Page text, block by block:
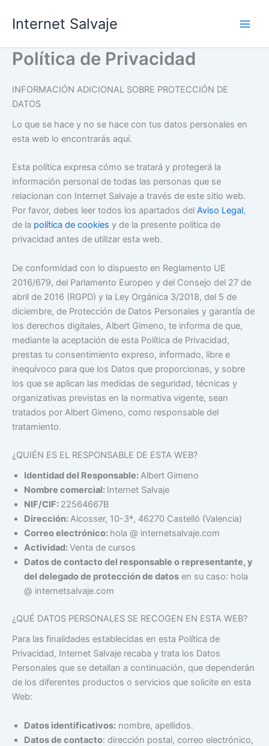
Internet Salvaje
Política de Privacidad
INFORMACIÓN ADICIONAL SOBRE PROTECCIÓN DE
DATOS
Lo que se hace y no se hace con tus datos personales en
esta web lo encontrarás aquí.
Esta política expresa cómo se tratará y protegerá la
información personal de todas las personas que se
relacionan con Internet Salvaje a través de este sitio web.
Por favor, debes leer todos los apartados del Aviso Legal,
de la política de cookies y de la presente política de
privacidad antes de utilizar esta web.
De conformidad con lo dispuesto en Reglamento UE
2016/679, del Parlamento Europeo y del Consejo del 27 de
abril de 2016 (RGPD) y la Ley Orgánica 3/2018, del 5 de
diciembre, de Protección de Datos Personales y garantía de
los derechos digitales, Albert Gimeno, te informa de que,
mediante la aceptación de esta Política de Privacidad,
prestas tu consentimiento expreso, informado, libre e
inequívoco para que los Datos que proporcionas, y sobre
los que se aplican las medidas de seguridad, técnicas y
organizativas previstas en la normativa vigente, sean
tratados por Albert Gimeno, como responsable del
tratamiento.
¿QUIÉN ES EL RESPONSABLE DE ESTA WEB?
Identidad del Responsable:Albert Gimeno
Nombre comercial: Internet Salvaje
NIF/CIF: 22564667B
Dirección:Alcosser, 10-3ª, 46270 Castelló (Valencia)
Correo electrónico: hola @ internetsalvaje.com
Actividad:Venta de cursos
Datos de contacto del responsable o representante, y
del delegado de protección de datos en su caso: hola
@ internetsalvaje.com
¿QUÉ DATOS PERSONALES SE RECOGEN EN ESTA WEB?
Para las finalidades establecidas en esta Política de
Privacidad, Internet Salvaje recaba y trata los Datos
Personales que se detallan a continuación, que dependerán
de los diferentes productos o servicios que solicite en esta
Web:
Datos identificativos: nombre, apellidos.
Datos de contacto: dirección postal, correo electrónico,